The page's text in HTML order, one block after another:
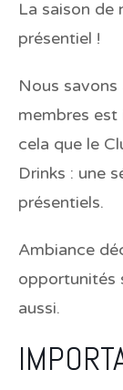
La saison de
présentiel !
Nous
membres est
cela que le
Drinks : une
présentiels.
Ambiance
opportunités
aussi.